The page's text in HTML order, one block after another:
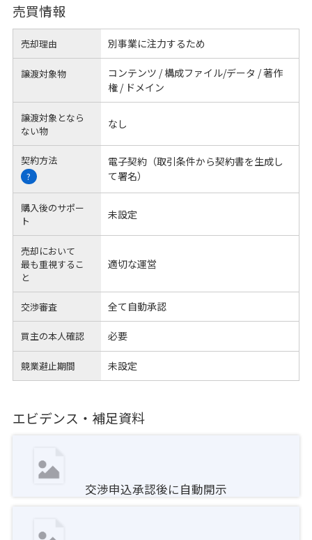
売買情報
売却理由 別事業に注力するため
譲渡対象物
コンテンツ / 構成ファイル/データ / 著作
権 / ドメイン
譲渡対象となら
ない物
なし
契約方法
?
電子契約（取引条件から契約書を生成し
て署名）
購入後のサポー
ト
未設定
売却において
最も重視するこ
と
適切な運営
交渉審査 全て自動承認
買主の本人確認 必要
競業避止期間 未設定
エビデンス・補足資料
交渉申込承認後に自動開示